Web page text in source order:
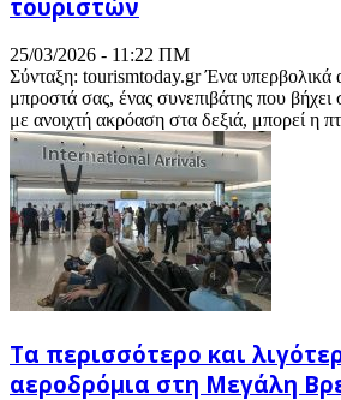
τουριστών
25/03/2026 - 11:22 ΠΜ
Σύνταξη: tourismtoday.gr Ένα υπερβολικά
μπροστά σας, ένας συνεπιβάτης που
με ανοιχτή ακρόαση στα δεξιά, μπορεί η
Τα περισσότερο και
αεροδρόμια στη Μεγάλη